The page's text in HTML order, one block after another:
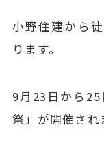
小野住建から
ります。
9月23日から
祭」が開催され